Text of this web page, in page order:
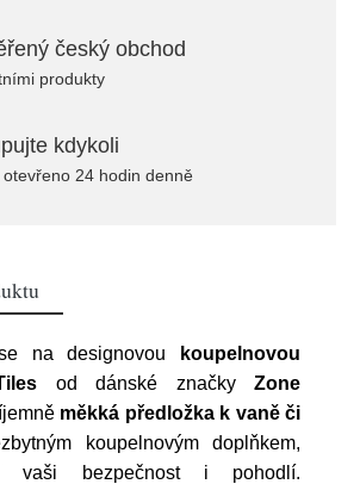
český obchod
produkty
kdykoli
otevřeno 24 hodin denně
na designovou
koupelnovou
od dánské značkyZone
měkká předložka k vaně či
koupelnovým doplňkem,
vaši bezpečnost i pohodlí.